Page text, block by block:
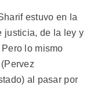
estuvo en la
justicia, de la ley y
lo mismo
al pasar por